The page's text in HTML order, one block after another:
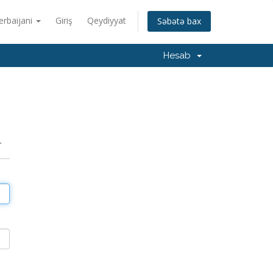
Giriş Qeydiyyat Səbətə bax
Hesab